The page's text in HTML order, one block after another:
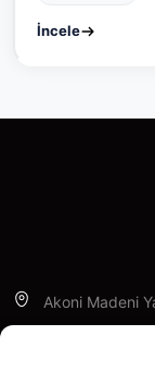
İncele
Akoni Madeni